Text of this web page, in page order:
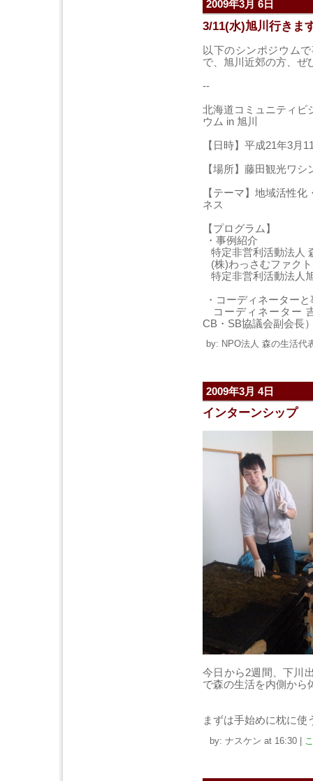
2009年3月 6日
3/11(水)旭川行きま
以下のシンポジウム
で、旭川近郊の方、ぜ
--
北海道コミュニティ
ウム in 旭川
【日時】平成21年3月
【場所】藤田観光ワ
【テーマ】地域活性
ネス
【プログラム】
・事例紹介
特定非営利活動法人
(株)わっさむファク
特定非営利活動法人
・コーディネーター
コーディネーター
CB・SB協議会副会長
by: NPO法人 森の生活代
2009年3月 4日
インターンシップ
今日から2週間、下川
で森の生活を内側から
まずは手始めに枕に使
by: ナスケン at 16:30 |